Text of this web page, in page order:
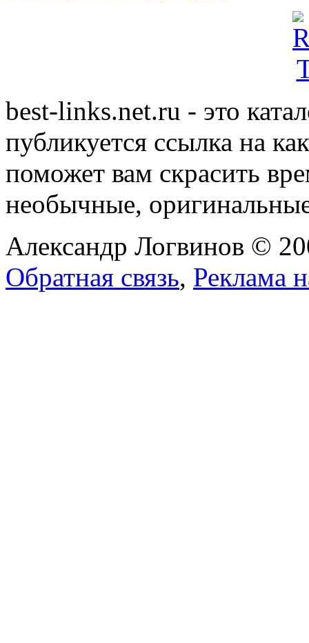
best-links.net.ru - это
публикуется ссылка на
поможет вам скрасить
необычные,
Александр Логвинов ©
Обратная связь, Реклама